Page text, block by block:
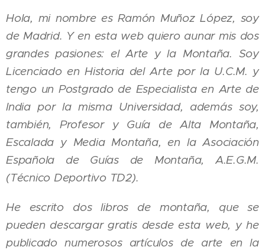
Hola, mi nombre es Ramón Muñoz López, soy
de Madrid. Y en esta web quiero aunar mis dos
grandes pasiones: el Arte y la Montaña. Soy
Licenciado en Historia del Arte por la U.C.M. y
tengo un Postgrado de Especialista en Arte de
India por la misma Universidad, además soy,
también, Profesor y Guía de Alta Montaña,
Escalada y Media Montaña, en la Asociación
Española de Guías de Montaña, A.E.G.M.
(Técnico Deportivo TD2).
He escrito dos libros de montaña, que se
pueden descargar gratis desde esta web, y he
publicado numerosos artículos de arte en la